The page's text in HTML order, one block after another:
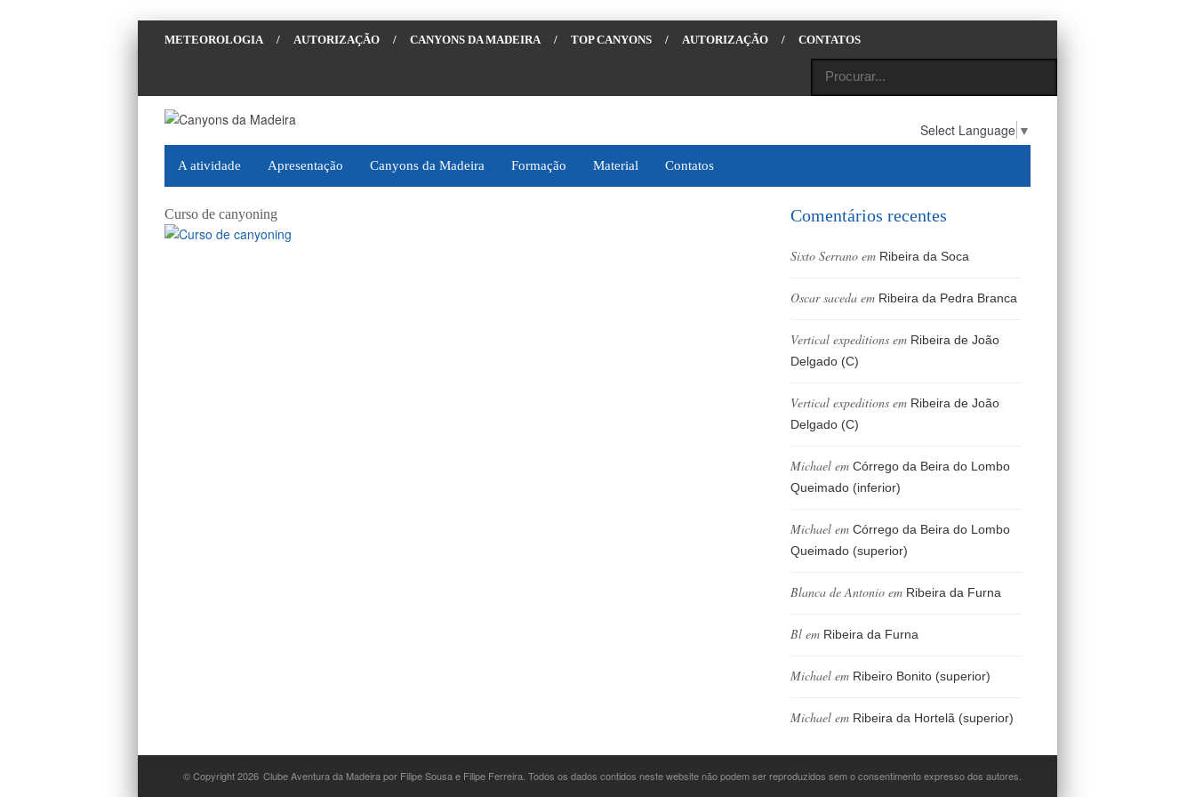
METEOROLOGIA / AUTORIZAÇÃO / CANYONS DA MADEIRA / TOP CANYONS / AUTORIZAÇÃO / CONTATOS
Select Language ▼
A atividade Apresentação Canyons da Madeira Formação Material Contatos
Curso de canyoning Comentários recentes
Sixto Serrano em Ribeira da Soca
Oscar saceda em Ribeira da Pedra Branca
Vertical expeditions em Ribeira de João
Delgado (C)
Vertical expeditions em Ribeira de João
Delgado (C)
Michael em Córrego da Beira do Lombo
Queimado (inferior)
Michael em Córrego da Beira do Lombo
Queimado (superior)
Blanca de Antonio em Ribeira da Furna
Bl em Ribeira da Furna
Michael em Ribeiro Bonito (superior)
Michael em Ribeira da Hortelã (superior)
© Copyright 2026 Clube Aventura da Madeira por Filipe Sousa e Filipe Ferreira. Todos os dados contidos neste website não podem ser reproduzidos sem o consentimento expresso dos autores.